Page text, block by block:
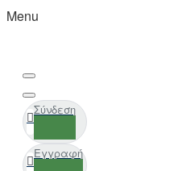
Menu
Σύνδεση
Εγγραφή